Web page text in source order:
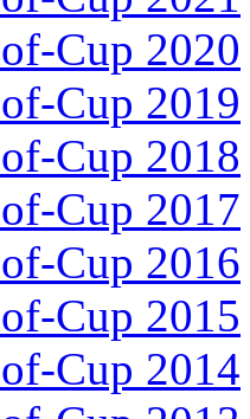
Cup 2020
Cup 2019
Cup 2018
Cup 2017
Cup 2016
Cup 2015
Cup 2014